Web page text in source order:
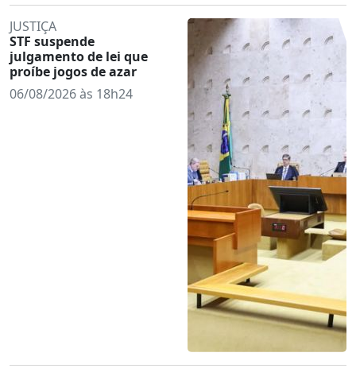
JUSTIÇA
STF suspende
julgamento de lei que
proíbe jogos de azar
06/08/2026 às 18h24